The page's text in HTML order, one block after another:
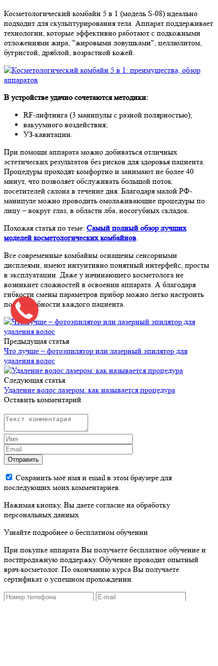
Косметологический комбайн 5 в 1 (модель S-08) идеально
подходит для скульптурирования тела. Аппарат поддерживает
технологии, которые эффективно работают с подкожными
отложениями жира, "жировыми ловушками", целлюлитом,
бугристой, дряблой, возрастной кожей.
В устройстве удачно сочетаются методики:
RF-лифтинга (3 манипулы с разной полярностью);
вакуумного воздействия;
УЗ-кавитации.
При помощи аппарата можно добиваться отличных
эстетических результатов без рисков для здоровья пациента.
Процедуры проходят комфортно и занимают не более 40
минут, что позволяет обслуживать большой поток
посетителей салона в течение дня. Благодаря малой РФ-
манипуле можно проводить омолаживающие процедуры по
лицу – вокруг глаз, в области лба, носогубных складок.
Похожая статья по теме: Самый полный обзор лучших
моделей косметологических комбайнов.
Все современные комбайны оснащены сенсорными
дисплеями, имеют интуитивно понятный интерфейс, просты
в эксплуатации. Даже у начинающего косметолога не
возникнет сложностей в освоении аппарата. А благодаря
гибкости смены параметров прибор можно легко настроить
под потребности каждого пациента.
Предыдущая статья
Что лучше – фотоэпилятор или лазерный эпилятор для
удаления волос
Следующая статья
Удаление волос лазером: как называется процедура
Оставить комментарий
Отправить
Сохранить моё имя и email в этом браузере для
последующих моих комментариев.
Нажимая кнопку, Вы даете согласие на обработку
персональных данных
Узнайте подробнее о бесплатном обучении
При покупке аппарата Вы получаете бесплатное обучение и
постпродажную поддержку. Обучение проводит опытный
врач-косметолог. По окончанию курса Вы получаете
сертификат о успешном прохождении.